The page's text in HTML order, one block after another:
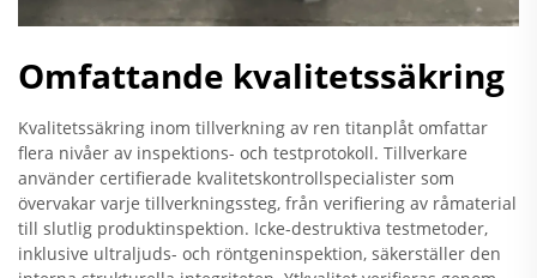
Omfattande kvalitetssäkring
Kvalitetssäkring inom tillverkning av ren titanplåt omfattar
flera nivåer av inspektions- och testprotokoll. Tillverkare
använder certifierade kvalitetskontrollspecialister som
övervakar varje tillverkningssteg, från verifiering av råmaterial
till slutlig produktinspektion. Icke-destruktiva testmetoder,
inklusive ultraljuds- och röntgeninspektion, säkerställer den